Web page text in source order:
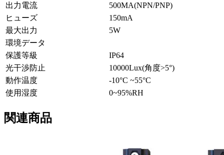
出力電流
500MA(NPN/PNP)
ヒューズ
150mA
最大出力
5W
環境データ
保護等級
IP64
光干渉防止
10000Lux(角度>5°)
動作温度
-10°C ~55°C
使用湿度
0~95%RH
関連商品